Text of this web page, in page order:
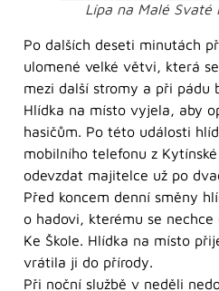
Lípa na Malé Svaté
Po dalších deseti minutách
ulomené velké větvi, která
mezi další stromy a při pádu
Hlídka na místo vyjela, aby
hasičům. Po této události
mobilního telefonu z
odevzdat majitelce už po
Před koncem denní směny
o hadovi, kterému se
Ke Škole. Hlídka na místo
vrátila ji do přírody.
Při noční službě v neděli